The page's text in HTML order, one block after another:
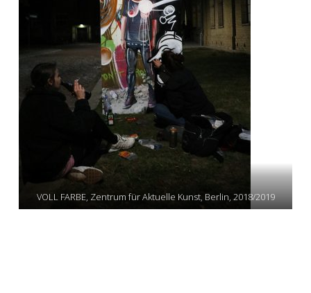
VOLL FARBE, Zentrum für Aktuelle Kunst, Berlin, 2018/2019